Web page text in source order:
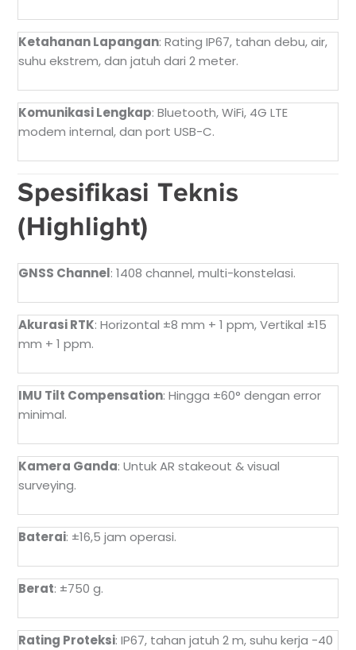
Ketahanan Lapangan: Rating IP67, tahan debu, air,
suhu ekstrem, dan jatuh dari 2 meter.
Komunikasi Lengkap: Bluetooth, WiFi, 4G LTE
modem internal, dan port USB-C.
Spesifikasi Teknis
(Highlight)
GNSS Channel: 1408 channel, multi-konstelasi.
Akurasi RTK: Horizontal ±8 mm + 1 ppm, Vertikal ±15
mm + 1 ppm.
IMU Tilt Compensation: Hingga ±60° dengan error
minimal.
Kamera Ganda: Untuk AR stakeout & visual
surveying.
Baterai: ±16,5 jam operasi.
Berat: ±750 g.
Rating Proteksi: IP67, tahan jatuh 2 m, suhu kerja −40